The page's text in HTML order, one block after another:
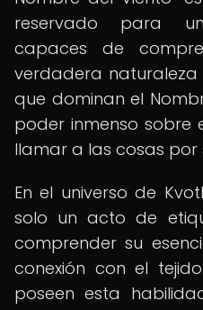
reservado para
capaces de
verdadera naturaleza
que dominan el
poder inmenso sobre
llamar a las cosas
En el universo de
solo un acto de
comprender su
conexión con el
poseen esta